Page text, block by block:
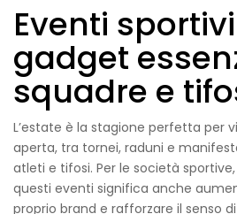
Eventi
gadget
squadre e
L’estate è la stagione perfetta per
aperta, tra tornei, raduni e
atleti e tifosi. Per le società
questi eventi significa anche
proprio brand e rafforzare il senso